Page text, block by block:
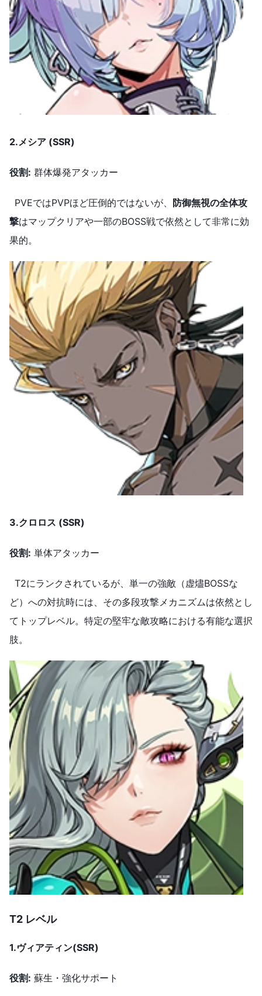
2.メシア (SSR)
役割: 群体爆発アタッカー
PVEではPVPほど圧倒的ではないが、 防御無視の全体攻
撃はマップクリアや一部のBOSS戦で依然として非常に効
果的。
3.クロロス (SSR)
役割: 単体アタッカー
T2にランクされているが、単一の強敵（虚燼BOSSな
ど）への対抗時には、その多段攻撃メカニズムは依然とし
てトップレベル。特定の堅牢な敵攻略における有能な選択
肢。
T2 レベル
1.ヴィアティン(SSR)
役割: 蘇生・強化サポート